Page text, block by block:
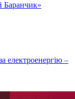
Баранчик»
електроенергію –